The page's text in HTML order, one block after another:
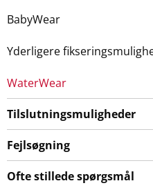
BabyWear
Yderligere
WaterWear
Tilslutningsmuligheder
Fejlsøgning
Ofte stillede spørgsmål